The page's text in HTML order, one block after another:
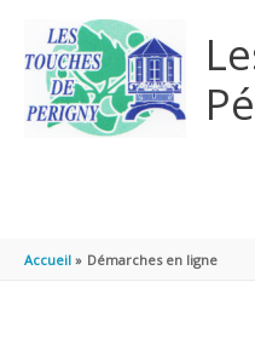
Accueil Démarches en ligne